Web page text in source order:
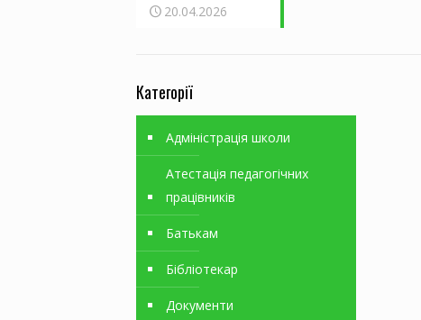
20.04.2026
Категорії
Адміністрація школи
Атестація педагогічних
працівників
Батькам
Бібліотекар
Документи